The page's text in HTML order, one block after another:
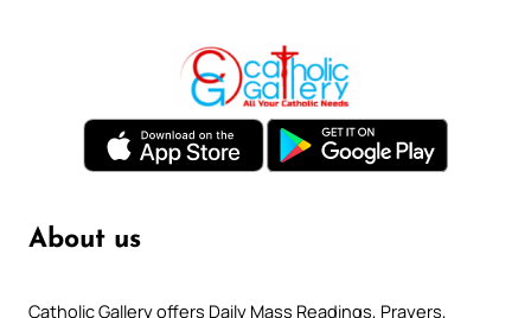
About us
Catholic Gallery offers Daily Mass Readings, Prayers,